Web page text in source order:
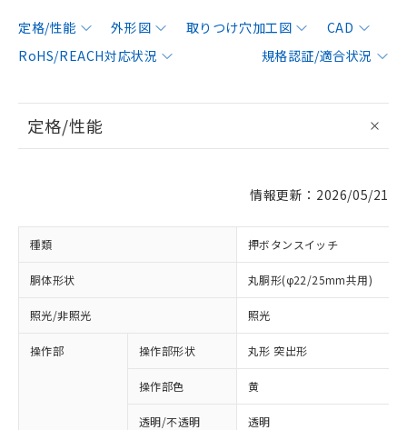
定格/性能 外形図 取りつけ穴加工図
CAD
RoHS/REACH対応状況
規格認証/適合状況
定格/性能
情報更新：2026/05/21
種類 押ボタンスイッチ
胴体形状 丸胴形(φ22/25mm共用)
照光/非照光 照光
操作部 操作部形状 丸形 突出形
操作部色 黄
透明/不透明 透明